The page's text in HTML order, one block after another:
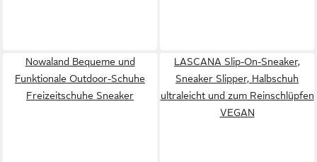
Nowaland Bequeme und
Funktionale Outdoor-Schuhe
Freizeitschuhe Sneaker
LASCANA Slip-On-Sneaker,
Sneaker Slipper, Halbschuh
ultraleicht und zum Reinschlüpfen
VEGAN